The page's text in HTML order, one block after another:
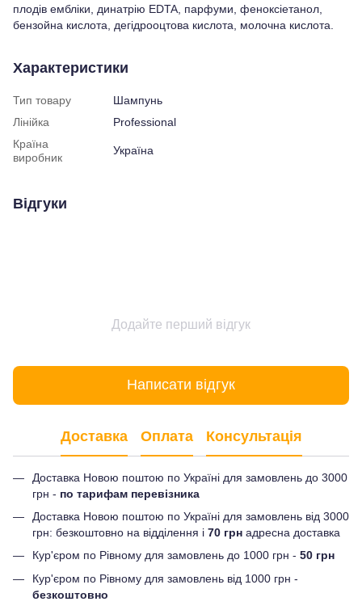
плодів ембліки, динатрію EDTA, парфуми, феноксіетанол,
бензойна кислота, дегідрооцтова кислота, молочна кислота.
Характеристики
Тип товару
Шампунь
Лінійка
Professional
Країна
виробник
Україна
Відгуки
Додайте перший відгук
Написати відгук
Доставка Оплата Консультація
Доставка Новою поштою по Україні для замовлень до 3000
грн - по тарифам перевізника
Доставка Новою поштою по Україні для замовлень від 3000
грн: безкоштовно на відділення і 70 грн адресна доставка
Кур'єром по Рівному для замовлень до 1000 грн - 50 грн
Кур'єром по Рівному для замовлень від 1000 грн -
безкоштовно